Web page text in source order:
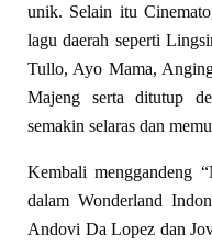
unik. Selain itu
lagu daerah seperti
Tullo, Ayo Mama,
Majeng serta ditutup
semakin selaras dan
Kembali menggandeng
dalam Wonderland
Andovi Da Lopez dan